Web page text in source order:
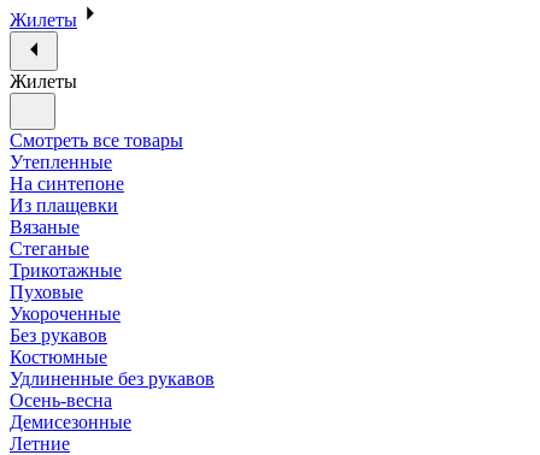
Жилеты
Жилеты
Смотреть все товары
Утепленные
На синтепоне
Из плащевки
Вязаные
Стеганые
Трикотажные
Пуховые
Укороченные
Без рукавов
Костюмные
Удлиненные без рукавов
Осень-весна
Демисезонные
Летние